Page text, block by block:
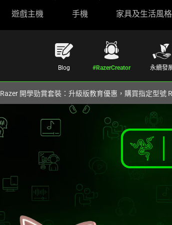
遊戲主機 手機 家具及生活風格
Blog #RazerCreator 永續發
Razer 開學勁賞套裝：升級版教育優惠，購買指定型號